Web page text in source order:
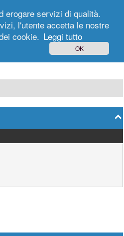
erogare servizi di qualità.
l'utente accetta le nostre
cookie. Leggi tutto
OK